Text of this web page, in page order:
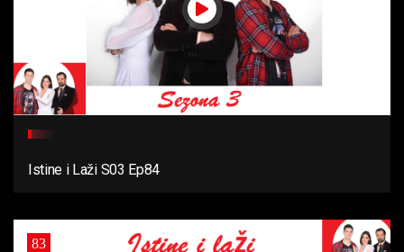
Istine i Laži S03 Ep84
83